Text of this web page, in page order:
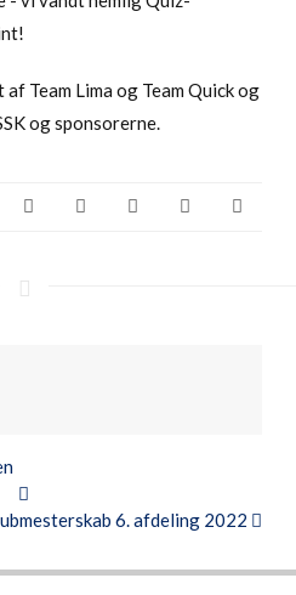
Team Lima og Team Quick og
og sponsorerne.
6. afdeling 2022